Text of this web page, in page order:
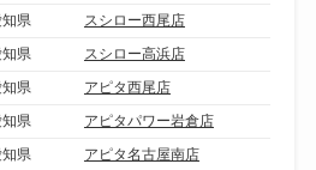
県
スシロー西尾店
県
スシロー高浜店
県
アピタ西尾店
県
アピタパワー岩倉店
県 アピタ名古屋南店